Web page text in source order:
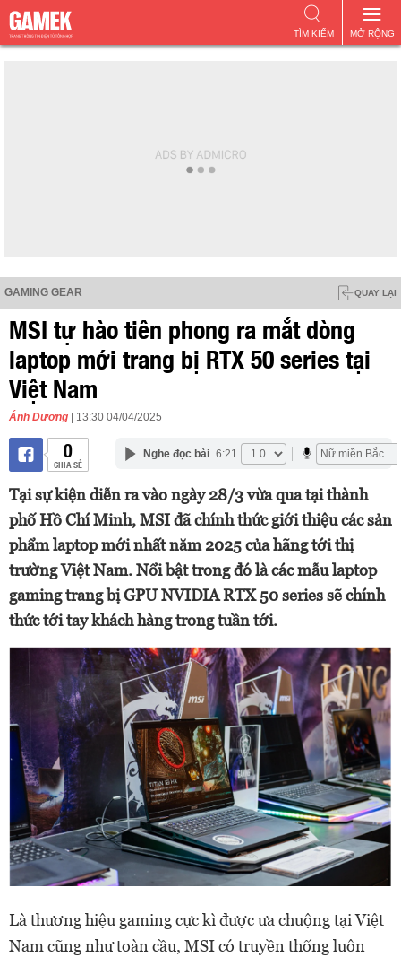
MỞ RỘNG
TÌM KIẾM
GAMING GEAR QUAY LẠI
MSI tự hào tiên phong ra mắt dòng
laptop mới trang bị RTX 50 series tại
Việt Nam
Ánh Dương | 13:30 04/04/2025
0
CHIA SẺ
Nghe đọc bài 6:21
Tại sự kiện diễn ra vào ngày 28/3 vừa qua tại thành
phố Hồ Chí Minh, MSI đã chính thức giới thiệu các sản
phẩm laptop mới nhất năm 2025 của hãng tới thị
trường Việt Nam. Nổi bật trong đó là các mẫu laptop
gaming trang bị GPU NVIDIA RTX 50 series sẽ chính
thức tới tay khách hàng trong tuần tới.
Là thương hiệu gaming cực kì được ưa chuộng tại Việt
Nam cũng như toàn cầu, MSI có truyền thống luôn